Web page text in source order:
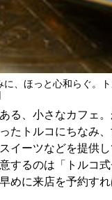
好き
つクラブ
はなし
に、ほっと心和らぐ。
る、小さなカフェ
たトルコにちなみ、
イーツなどを提供
するのは「トルコ
めに来店を予約す